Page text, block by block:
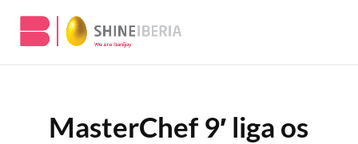
MasterChef 9′ liga os